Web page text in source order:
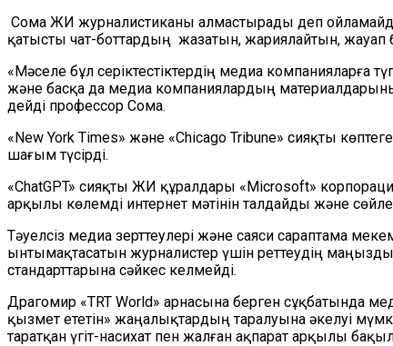
Сома ЖИ журналистиканы алмастырады деп
қатысты чат-боттардың жазатын, жариялайтын, жауап
«Мәселе бұл серіктестіктердің медиа компанияларға
және басқа да медиа компаниялардың
дейді профессор Сома.
«New York Times» және «Chicago Tribune» сияқты
шағым түсірді.
«ChatGPT» сияқты ЖИ құралдары «Microsoft»
арқылы көлемді интернет мәтінін талдайды және
Тәуелсіз медиа зерттеулері және саяси сараптама
ынтымақтасатын журналистер үшін реттеудің
стандарттарына сәйкес келмейді.
Драгомир «TRT World» арнасына берген сұқбатында
қызмет ететін» жаңалықтардың таралуына әкелуі
таратқан үгіт-насихат пен жалған ақпарат арқылы